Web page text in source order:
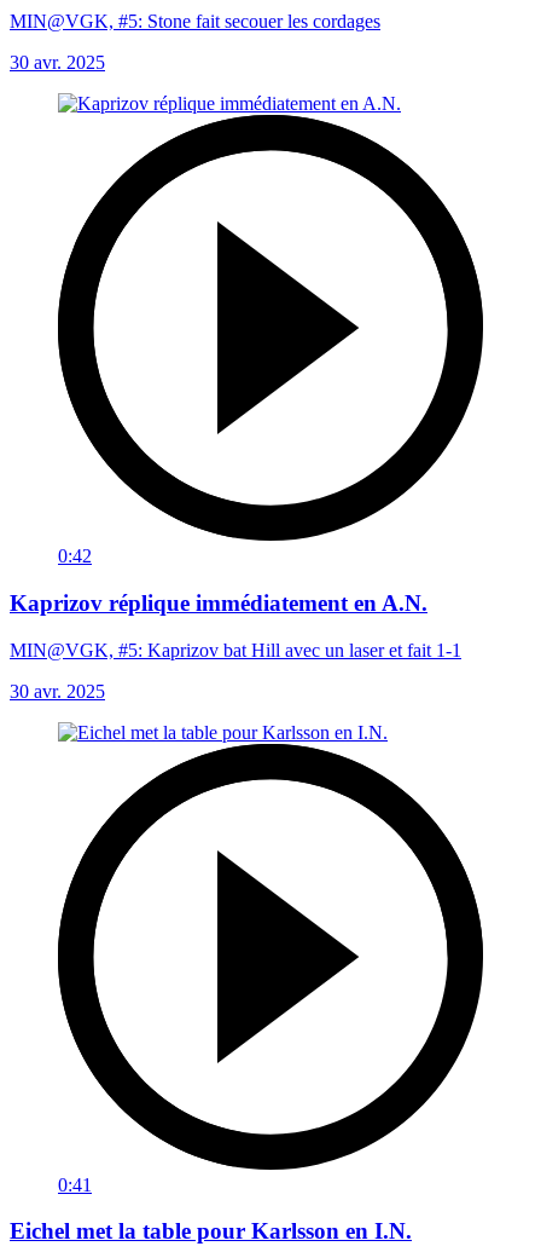
MIN@VGK, #5: Stone fait secouer les cordages
30 avr. 2025
0:42
Kaprizov réplique immédiatement en A.N.
MIN@VGK, #5: Kaprizov bat Hill avec un laser et fait 1-1
30 avr. 2025
0:41
Eichel met la table pour Karlsson en I.N.